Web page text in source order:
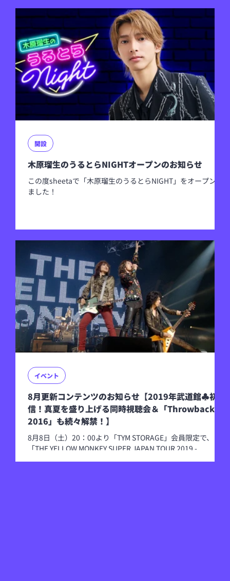
ド」も会員様限定の特典です！ ※YOJI IWASE OFFICIAL
FANCLUB 「Daphne」の有料会員登録が必要となります。
（月額会員、年額会員いずれも対象です。） ＜通常くじ＞ ・
会員限定賞品を除いたラインナップです。 ※アカウント登録
（無料）のみでどなたでもご参加いただけます。
木原瑠生のうるとらNIGHTオープンのお知らせ
この度sheetaで「木原瑠生のうるとらNIGHT」をオープンし
ました！
開設
8月更新コンテンツのお知らせ【2019年武道館♣初配
信！真夏を盛り上げる同時視聴会＆「Throwback to
2016」も続々解禁！】
8月8日（土）20：00より「TYM STORAGE」会員限定で、
「THE YELLOW MONKEY SUPER JAPAN TOUR 2019 -
GRATEFUL SPOONFUL- ♣CLOVER」を楽しめるオンライン同
イベント